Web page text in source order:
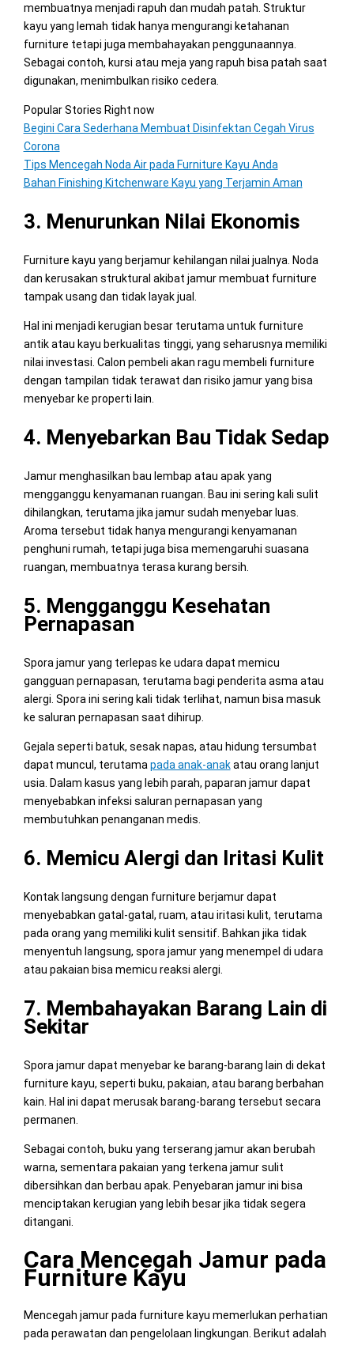
membuatnya menjadi rapuh dan mudah patah. Struktur
kayu yang lemah tidak hanya mengurangi ketahanan
furniture tetapi juga membahayakan penggunaannya.
Sebagai contoh, kursi atau meja yang rapuh bisa patah saat
digunakan, menimbulkan risiko cedera.
Popular Stories Right now
Begini Cara Sederhana Membuat Disinfektan Cegah Virus
Corona
Tips Mencegah Noda Air pada Furniture Kayu Anda
Bahan Finishing Kitchenware Kayu yang Terjamin Aman
3. Menurunkan Nilai Ekonomis
Furniture kayu yang berjamur kehilangan nilai jualnya. Noda
dan kerusakan struktural akibat jamur membuat furniture
tampak usang dan tidak layak jual.
Hal ini menjadi kerugian besar terutama untuk furniture
antik atau kayu berkualitas tinggi, yang seharusnya memiliki
nilai investasi. Calon pembeli akan ragu membeli furniture
dengan tampilan tidak terawat dan risiko jamur yang bisa
menyebar ke properti lain.
4. Menyebarkan Bau Tidak Sedap
Jamur menghasilkan bau lembap atau apak yang
mengganggu kenyamanan ruangan. Bau ini sering kali sulit
dihilangkan, terutama jika jamur sudah menyebar luas.
Aroma tersebut tidak hanya mengurangi kenyamanan
penghuni rumah, tetapi juga bisa memengaruhi suasana
ruangan, membuatnya terasa kurang bersih.
5. Mengganggu Kesehatan
Pernapasan
Spora jamur yang terlepas ke udara dapat memicu
gangguan pernapasan, terutama bagi penderita asma atau
alergi. Spora ini sering kali tidak terlihat, namun bisa masuk
ke saluran pernapasan saat dihirup.
Gejala seperti batuk, sesak napas, atau hidung tersumbat
dapat muncul, terutama pada anak-anakatau orang lanjut
usia. Dalam kasus yang lebih parah, paparan jamur dapat
menyebabkan infeksi saluran pernapasan yang
membutuhkan penanganan medis.
6. Memicu Alergi dan Iritasi Kulit
Kontak langsung dengan furniture berjamur dapat
menyebabkan gatal-gatal, ruam, atau iritasi kulit, terutama
pada orang yang memiliki kulit sensitif. Bahkan jika tidak
menyentuh langsung, spora jamur yang menempel di udara
atau pakaian bisa memicu reaksi alergi.
7. Membahayakan Barang Lain di
Sekitar
Spora jamur dapat menyebar ke barang-barang lain di dekat
furniture kayu, seperti buku, pakaian, atau barang berbahan
kain. Hal ini dapat merusak barang-barang tersebut secara
permanen.
Sebagai contoh, buku yang terserang jamur akan berubah
warna, sementara pakaian yang terkena jamur sulit
dibersihkan dan berbau apak. Penyebaran jamur ini bisa
menciptakan kerugian yang lebih besar jika tidak segera
ditangani.
Cara Mencegah Jamur pada
Furniture Kayu
Mencegah jamur pada furniture kayu memerlukan perhatian
pada perawatan dan pengelolaan lingkungan. Berikut adalah